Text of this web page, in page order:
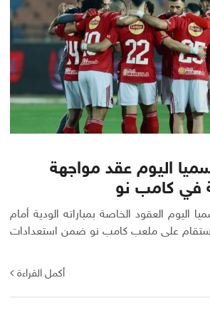
اليوم عقد مواجهة
في كامب نو
اليوم العقود الخاصة بمباراته الودية أمام
ستقام على ملعب كامب نو ضمن استعدادات
أكمل القراءة